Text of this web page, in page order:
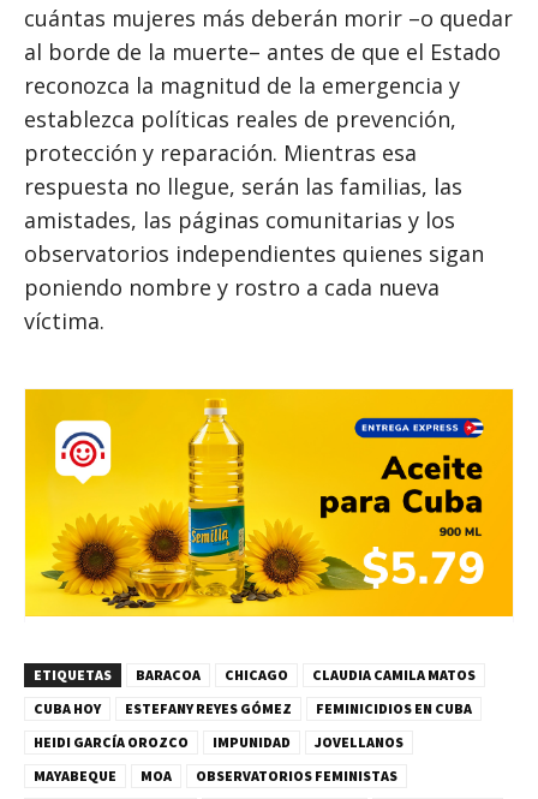
cuántas mujeres más deberán morir –o quedar
al borde de la muerte– antes de que el Estado
reconozca la magnitud de la emergencia y
establezca políticas reales de prevención,
protección y reparación. Mientras esa
respuesta no llegue, serán las familias, las
amistades, las páginas comunitarias y los
observatorios independientes quienes sigan
poniendo nombre y rostro a cada nueva
víctima.
ETIQUETAS BARACOA CHICAGO
CLAUDIA CAMILA MATOS
CUBA HOY
ESTEFANY REYES GÓMEZ
FEMINICIDIOS EN CUBA
HEIDI GARCÍA OROZCO
IMPUNIDAD
JOVELLANOS
MAYABEQUE
MOA
OBSERVATORIOS FEMINISTAS